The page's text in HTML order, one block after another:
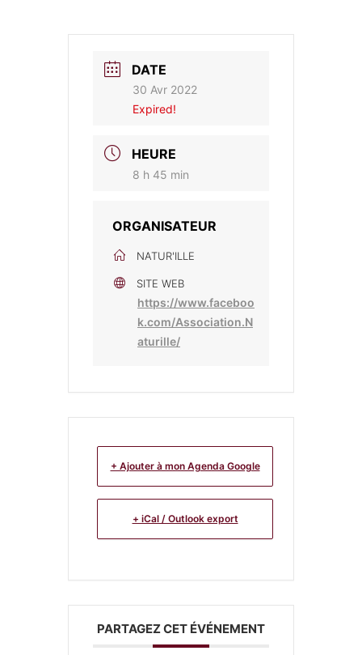
DATE
30 Avr 2022
Expired!
HEURE
8 h 45 min
ORGANISATEUR
NATUR'ILLE
SITE WEB
https://www.faceboo
k.com/Association.N
aturille/
+ Ajouter à mon Agenda Google
+ iCal / Outlook export
PARTAGEZ CET ÉVÉNEMENT